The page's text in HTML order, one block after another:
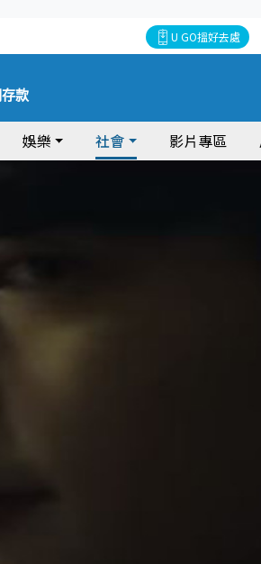
U GO搵好去處
款
娛樂 社會 影片專區